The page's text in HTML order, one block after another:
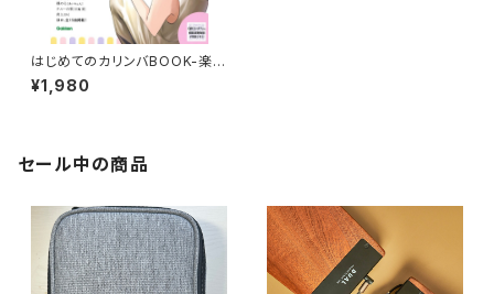
はじめてのカリンバBOOK-楽器
初心者でも今日から弾ける!
¥1,980
セール中の商品